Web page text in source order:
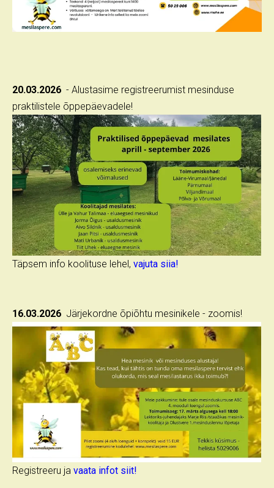
20.03.2026 - Alustasime registreerumist mesinduse
praktilistele õppepäevadele!
Täpsem info koolituse lehel, vajuta siia!
16.03.2026 Järjekordne õpiõhtu mesinikele - zoomis!
Registreeru ja vaata infot siit!